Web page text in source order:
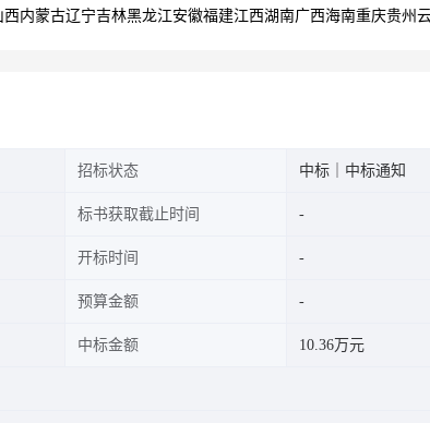
西内蒙古辽宁吉林黑龙江安徽福建江西湖南广西海南重庆贵州
招标状态 中标｜中标通知
标书获取截止时间
开标时间
预算金额
中标金额 10.36万元